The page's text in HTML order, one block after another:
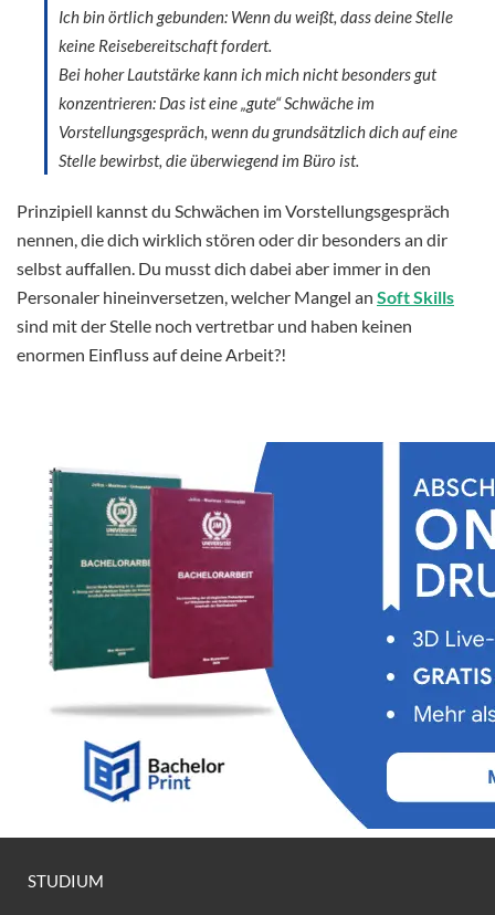
Ich bin örtlich gebunden: Wenn du weißt, dass deine Stelle
keine Reisebereitschaft fordert.
Bei hoher Lautstärke kann ich mich nicht besonders gut
konzentrieren: Das ist eine „gute“ Schwäche im
Vorstellungsgespräch, wenn du grundsätzlich dich auf eine
Stelle bewirbst, die überwiegend im Büro ist.
Prinzipiell kannst du Schwächen im Vorstellungsgespräch
nennen, die dich wirklich stören oder dir besonders an dir
selbst auffallen. Du musst dich dabei aber immer in den
Personaler hineinversetzen, welcher Mangel an Soft Skills
sind mit der Stelle noch vertretbar und haben keinen
enormen Einfluss auf deine Arbeit?!
STUDIUM